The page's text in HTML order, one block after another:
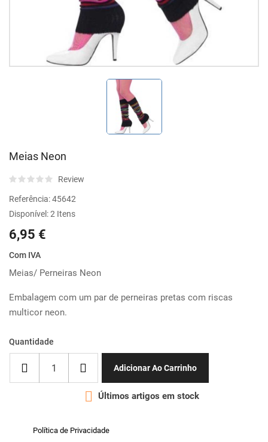
Meias Neon
Review
Referência:45642
Disponível:2 Itens
6,95 €
Com IVA
Meias/ Perneiras Neon
Embalagem com um par de perneiras pretas com riscas
multicor neon.
Quantidade
Adicionar Ao Carrinho
 Últimos artigos em stock
Política de Privacidade